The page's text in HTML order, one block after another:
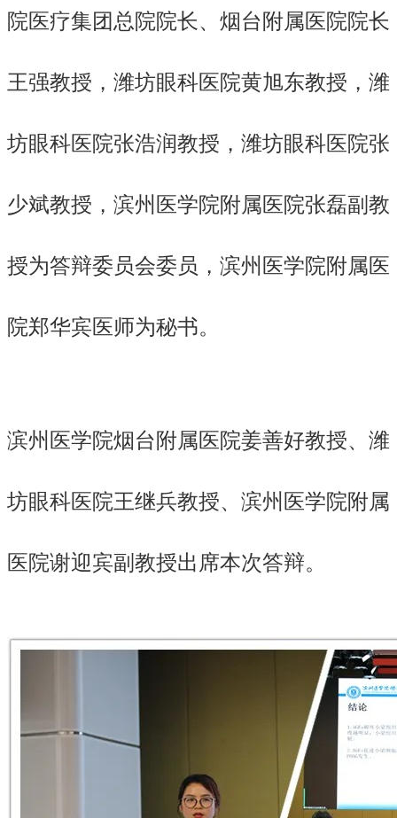
院医疗集团总院院长、烟台附属医院院长
王强教授，潍坊眼科医院黄旭东教授，潍
坊眼科医院张浩润教授，潍坊眼科医院张
少斌教授，滨州医学院附属医院张磊副教
授为答辩委员会委员，滨州医学院附属医
院郑华宾医师为秘书。
滨州医学院烟台附属医院姜善好教授、潍
坊眼科医院王继兵教授、滨州医学院附属
医院谢迎宾副教授出席本次答辩。